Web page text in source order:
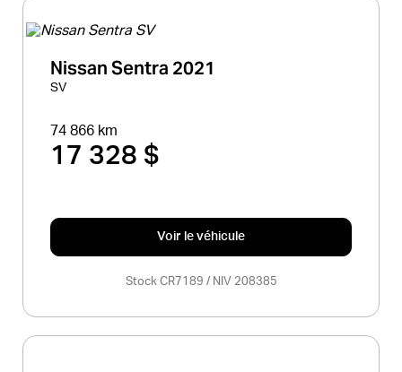
Nissan Sentra 2021
SV
74 866 km
17 328 $
Voir le véhicule
Stock CR7189 / NIV 208385